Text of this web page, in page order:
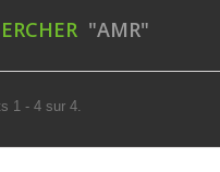
"AMR"
1 - 4 sur 4.